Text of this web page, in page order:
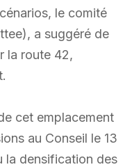
le comité
a suggéré de
la route 42,
cet emplacement
au Conseil le 13
la densification des